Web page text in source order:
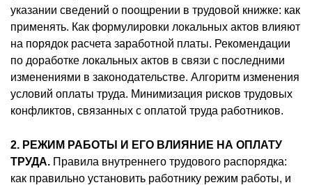
указании сведений о поощрении в трудовой книжке: как
применять. Как формулировки локальных актов влияют
на порядок расчета заработной платы. Рекомендации
по доработке локальных актов в связи с последними
изменениями в законодательстве. Алгоритм изменения
условий оплаты труда. Минимизация рисков трудовых
конфликтов, связанных с оплатой труда работников.
2. РЕЖИМ РАБОТЫ И ЕГО ВЛИЯНИЕ НА ОПЛАТУ
ТРУДА. Правила внутреннего трудового распорядка:
как правильно установить работнику режим работы, и